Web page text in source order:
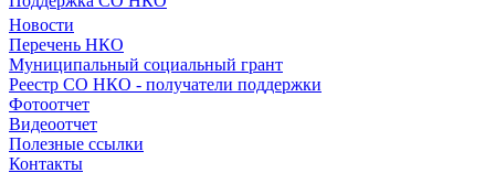
Новости
Перечень НКО
Муниципальный социальный грант
Реестр СО НКО - получатели поддержки
Фотоотчет
Видеоотчет
Полезные ссылки
Контакты